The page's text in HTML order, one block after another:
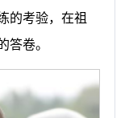
的考验，在祖
答卷。